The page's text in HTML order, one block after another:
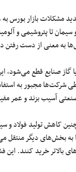
۲۴» نیز به تشدید مشکلات
و سیمان تا پتروشیمی و
به معنی از دست رفتن
برق یا گاز صنایع
مجبور به
آسیب بزند و عمر
کاهش تولید فولاد و
بخش‌های دیگر منتقل
بالاتر خرید کنند.